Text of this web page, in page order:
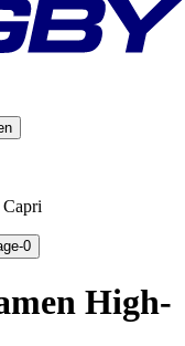
High-